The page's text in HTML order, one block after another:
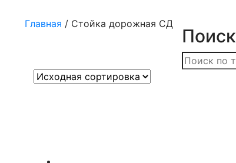
Главная / Стойка дорожная СД
Поиск
Искать: